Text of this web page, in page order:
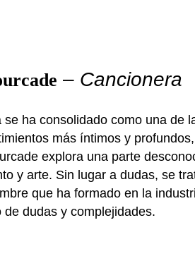
– Cancionera
se ha consolidado como una de
más íntimos y
explora una parte
y arte. Sin lugar a dudas, se
que ha formado en la
dudas y complejidades.